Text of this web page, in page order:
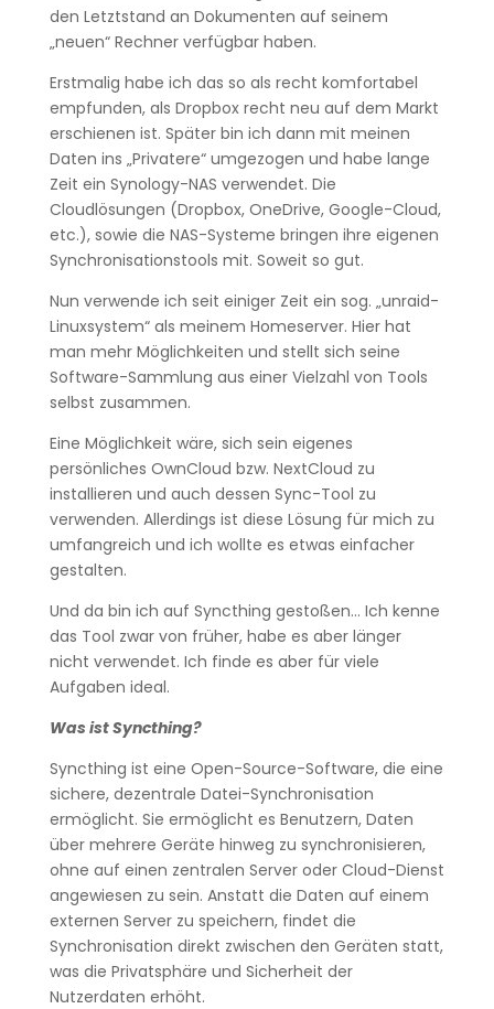
den Letztstand an Dokumenten auf seinem
„neuen“ Rechner verfügbar haben.
Erstmalig habe ich das so als recht komfortabel
empfunden, als Dropbox recht neu auf dem Markt
erschienen ist. Später bin ich dann mit meinen
Daten ins „Privatere“ umgezogen und habe lange
Zeit ein Synology-NAS verwendet. Die
Cloudlösungen (Dropbox, OneDrive, Google-Cloud,
etc.), sowie die NAS-Systeme bringen ihre eigenen
Synchronisationstools mit. Soweit so gut.
Nun verwende ich seit einiger Zeit ein sog. „unraid-
Linuxsystem“ als meinem Homeserver. Hier hat
man mehr Möglichkeiten und stellt sich seine
Software-Sammlung aus einer Vielzahl von Tools
selbst zusammen.
Eine Möglichkeit wäre, sich sein eigenes
persönliches OwnCloud bzw. NextCloud zu
installieren und auch dessen Sync-Tool zu
verwenden. Allerdings ist diese Lösung für mich zu
umfangreich und ich wollte es etwas einfacher
gestalten.
Und da bin ich auf Syncthing gestoßen… Ich kenne
das Tool zwar von früher, habe es aber länger
nicht verwendet. Ich finde es aber für viele
Aufgaben ideal.
Was ist Syncthing?
Syncthing ist eine Open-Source-Software, die eine
sichere, dezentrale Datei-Synchronisation
ermöglicht. Sie ermöglicht es Benutzern, Daten
über mehrere Geräte hinweg zu synchronisieren,
ohne auf einen zentralen Server oder Cloud-Dienst
angewiesen zu sein. Anstatt die Daten auf einem
externen Server zu speichern, findet die
Synchronisation direkt zwischen den Geräten statt,
was die Privatsphäre und Sicherheit der
Nutzerdaten erhöht.